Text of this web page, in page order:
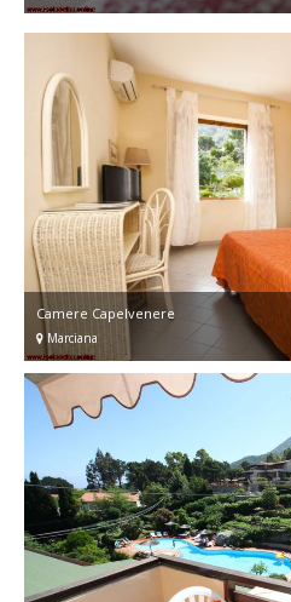
Camere Capelvenere
Marciana